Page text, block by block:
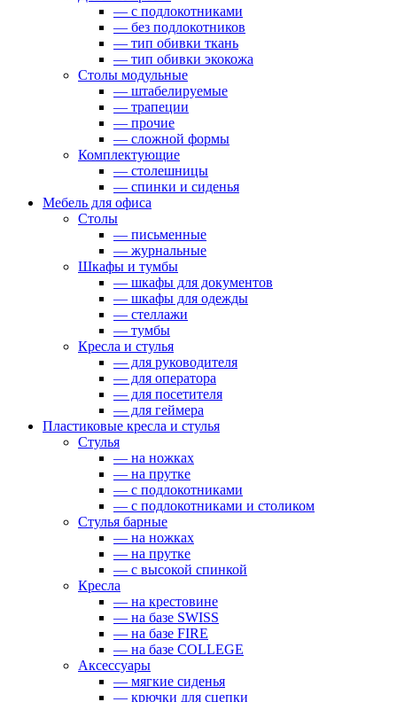
— с подлокотниками
— без подлокотников
— тип обивки ткань
— тип обивки экокожа
Столы модульные
— штабелируемые
— трапеции
— прочие
— сложной формы
Комплектующие
— столешницы
— спинки и сиденья
Мебель для офиса
Столы
— письменные
— журнальные
Шкафы и тумбы
— шкафы для документов
— шкафы для одежды
— стеллажи
— тумбы
Кресла и стулья
— для руководителя
— для оператора
— для посетителя
— для геймера
Пластиковые кресла и стулья
Стулья
— на ножках
— на прутке
— с подлокотниками
— с подлокотниками и столиком
Стулья барные
— на ножках
— на прутке
— с высокой спинкой
Кресла
— на крестовине
— на базе SWISS
— на базе FIRE
— на базе COLLEGE
Аксессуары
— мягкие сиденья
— крючки для сцепки